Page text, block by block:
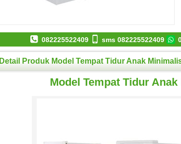
082225522409 sms 082225522409
Detail Produk Model Tempat Tidur Anak
Model Tempat Tidur